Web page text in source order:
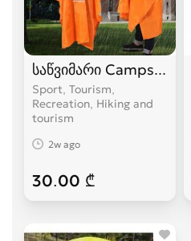
საწვიმარი Campsor
Sport, Tourism,
Recreation, Hiking and
tourism
2w ago
30.00 ₾